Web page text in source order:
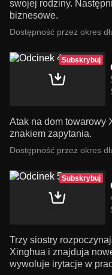
swojej rodziny.
biznesowe.
Dostępność przez okres
Subskrybuj
Atak na dom towarowy
znakiem zapytania.
Dostępność przez okres
Subskrybuj
Trzy siostry
Xinghua i znajduja
wywoluje irytacje w